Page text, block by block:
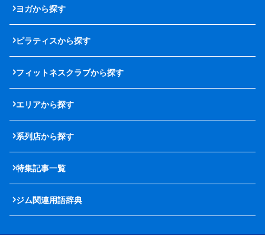
ヨガから探す
ピラティスから探す
フィットネスクラブから探す
エリアから探す
系列店から探す
特集記事一覧
ジム関連用語辞典